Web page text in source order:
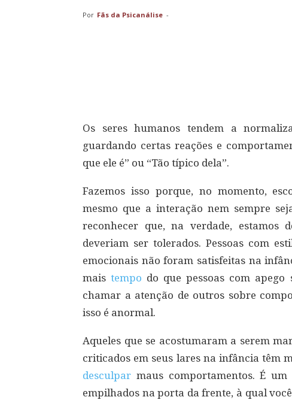
Por Fãs da Psicanálise -
Os seres humanos tendem a
guardando certas reações e
que ele é” ou “Tão típico dela”.
Fazemos isso porque, no momento,
mesmo que a interação nem sempre
reconhecer que, na verdade, estamos
deveriam ser tolerados. Pessoas com
emocionais não foram satisfeitas na
maistempo do que pessoas com
chamar a atenção de outros sobre
isso é anormal.
Aqueles que se acostumaram a serem
criticados em seus lares na infância têm
desculpar maus comportamentos. É
empilhados na porta da frente, à qual